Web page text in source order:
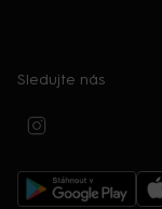
Sledujte nás